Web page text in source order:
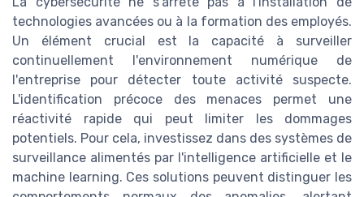
technologies avancées ou à la formation des employés.
Un élément crucial est la capacité à surveiller
continuellement l'environnement numérique de
l'entreprise pour détecter toute activité suspecte.
L'identification précoce des menaces permet une
réactivité rapide qui peut limiter les dommages
potentiels. Pour cela, investissez dans des systèmes de
surveillance alimentés par l'intelligence artificielle et le
machine learning. Ces solutions peuvent distinguer les